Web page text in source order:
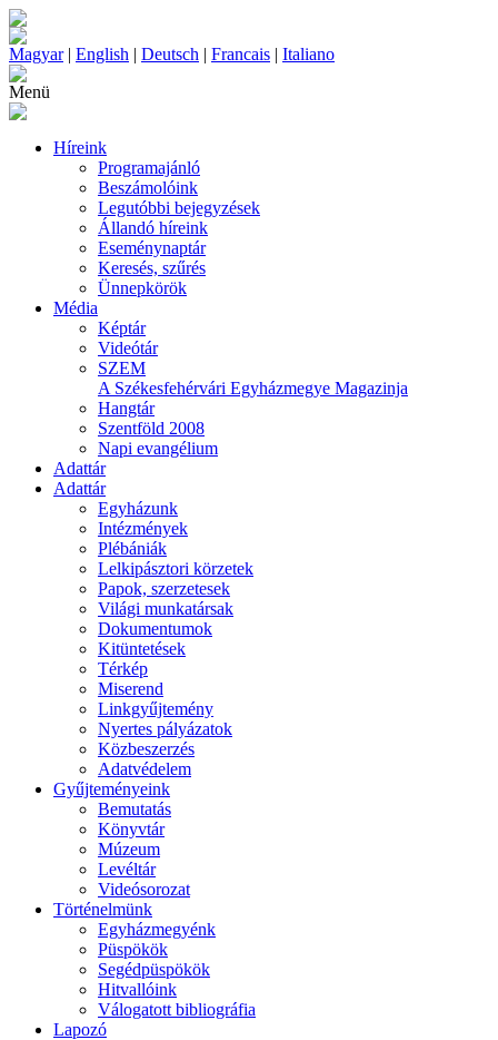
Magyar| English | Deutsch | Francais | Italiano
Menü
Híreink
Programajánló
Beszámolóink
Legutóbbi bejegyzések
Állandó híreink
Eseménynaptár
Keresés, szűrés
Ünnepkörök
Média
Képtár
Videótár
SZEM
A Székesfehérvári Egyházmegye Magazinja
Hangtár
Szentföld 2008
Napi evangélium
Adattár
Adattár
Egyházunk
Intézmények
Plébániák
Lelkipásztori körzetek
Papok, szerzetesek
Világi munkatársak
Dokumentumok
Kitüntetések
Térkép
Miserend
Linkgyűjtemény
Nyertes pályázatok
Közbeszerzés
Adatvédelem
Gyűjteményeink
Bemutatás
Könyvtár
Múzeum
Levéltár
Videósorozat
Történelmünk
Egyházmegyénk
Püspökök
Segédpüspökök
Hitvallóink
Válogatott bibliográfia
Lapozó